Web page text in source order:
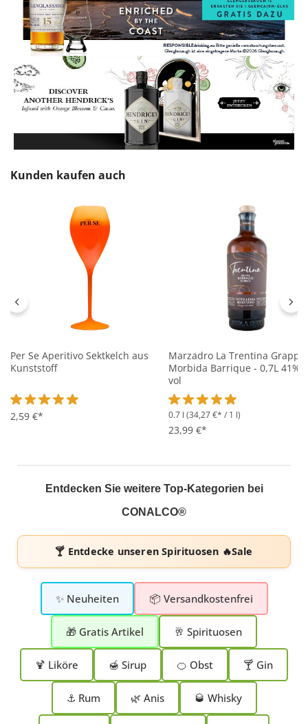
Produktgalerie überspringen
Kunden kaufen auch
Per Se Aperitivo Sektkelch aus
Kunststoff
Durchschnittliche Bewertung von 5 von 5 Sternen
2,59 €*
Marzadro La Trentina Grappa
Morbida Barrique - 0,7L 41%
vol
Durchschnittliche
0.7 l (34,27 €* / 1 l)
23,99 €*
Entdecken Sie weitere Top-Kategorien bei
CONALCO®
🍸 Entdecke unserenSpirituosen 🔥Sale
✨ Neuheiten 📦 Versandkostenfrei
🎁 Gratis Artikel 🥂 Spirituosen
🍹 Liköre 🍯 Sirup 🍊 Obst 🍸 Gin
⚓ Rum 🌿 Anis 🥃 Whisky